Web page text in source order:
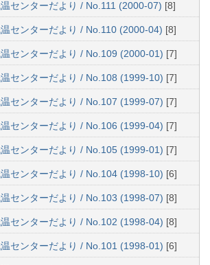
センターだより / No.111 (2000-07) [8]
センターだより / No.110 (2000-04) [8]
センターだより / No.109 (2000-01) [7]
センターだより / No.108 (1999-10) [7]
センターだより / No.107 (1999-07) [7]
センターだより / No.106 (1999-04) [7]
センターだより / No.105 (1999-01) [7]
センターだより / No.104 (1998-10) [6]
センターだより / No.103 (1998-07) [8]
センターだより / No.102 (1998-04) [8]
センターだより / No.101 (1998-01) [6]